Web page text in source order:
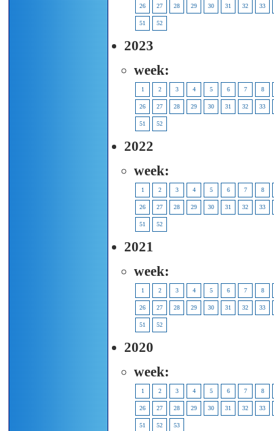
26 27 28 29 30 31 32 33
51 52
2023
week:
1 2 3 4 5 6 7 8
26 27 28 29 30 31 32 33
51 52
2022
week:
1 2 3 4 5 6 7 8
26 27 28 29 30 31 32 33
51 52
2021
week:
1 2 3 4 5 6 7 8
26 27 28 29 30 31 32 33
51 52
2020
week:
1 2 3 4 5 6 7 8
26 27 28 29 30 31 32 33
51 52 53